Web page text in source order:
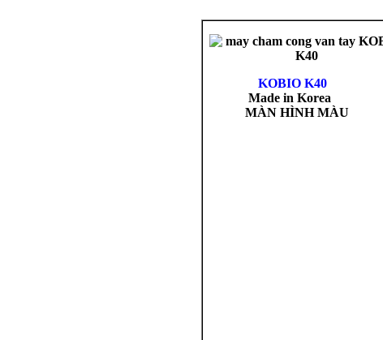
KOBIO K40
Made in Korea
MÀN HÌNH MÀU